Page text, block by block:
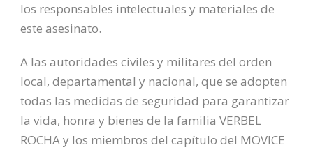
los responsables intelectuales y materiales de
este asesinato.
A las autoridades civiles y militares del orden
local, departamental y nacional, que se adopten
todas las medidas de seguridad para garantizar
la vida, honra y bienes de la familia VERBEL
ROCHA y los miembros del capítulo del MOVICE